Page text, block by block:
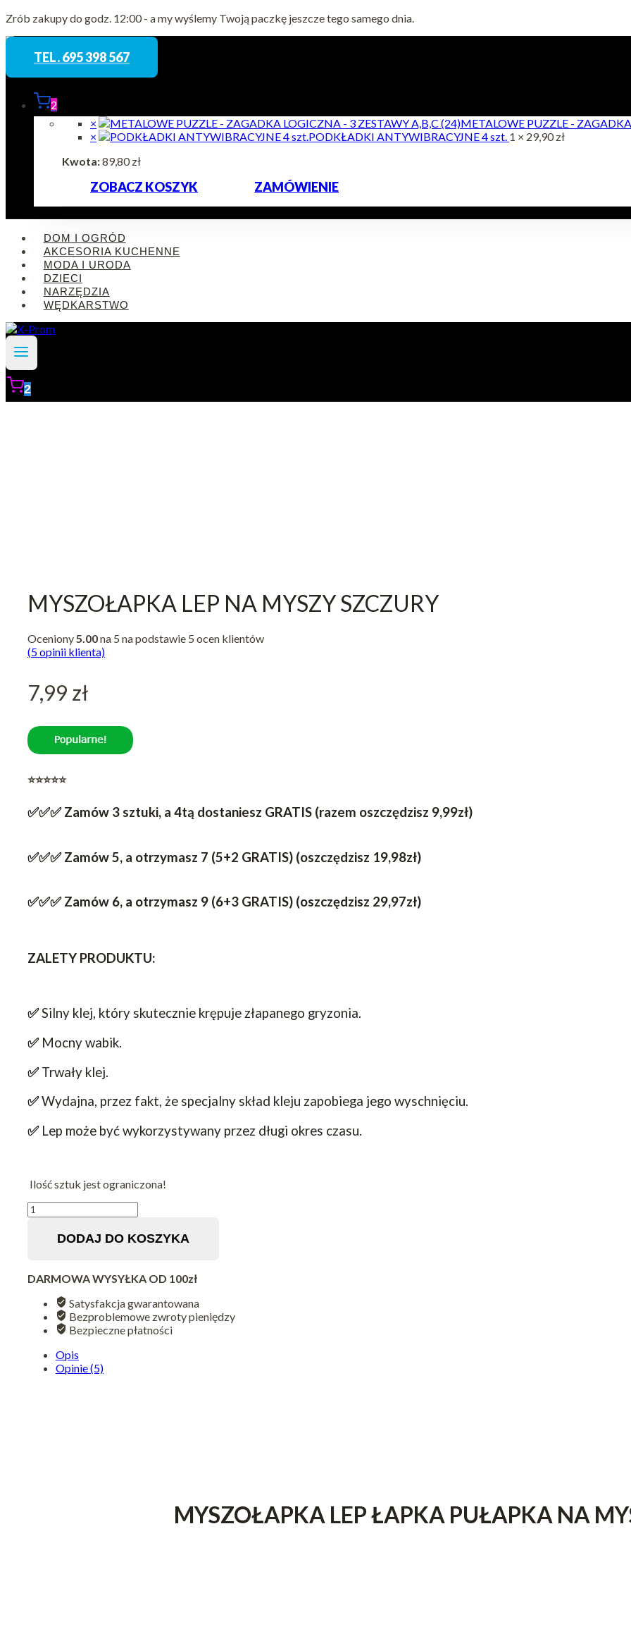
Przejdź
treści
Zrób zakupy do godz. 12:00 - a my wyślemy Twoją paczkę jeszcze tego samego dnia.
TEL. 695 398 567
2
×
METALOWE PUZZLE -
×
PODKŁADKI ANTYWIBRACYJNE 4 szt. 1 × 29,90zł
Kwota:89,80zł
ZOBACZ KOSZYK ZAMÓWIENIE
DOM I OGRÓD
AKCESORIA KUCHENNE
MODA I URODA
DZIECI
NARZĘDZIA
WĘDKARSTWO
2
MYSZOŁAPKA LEP NA MYSZY SZCZURY
Oceniony5.00na 5 na podstawie 5 ocen klientów
(5opinii klienta)
7,99 zł
⭐⭐⭐⭐⭐
✅✅✅ Zamów 3 sztuki, a 4tą dostaniesz GRATIS (razem oszczędzisz 9,99zł)
✅✅✅ Zamów 5, a otrzymasz 7 (5+2 GRATIS) (oszczędzisz 19,98zł)
✅✅✅ Zamów 6, a otrzymasz 9 (6+3 GRATIS) (oszczędzisz 29,97zł)
ZALETY PRODUKTU:
✅Silny klej, który skutecznie krępuje złapanego gryzonia.
✅ Mocny wabik.
✅Trwały klej.
✅Wydajna, przez fakt, że specjalny skład kleju zapobiega jego wyschnięciu.
✅ Lep może być wykorzystywany przez długi okres czasu.
Ilość sztuk jest ograniczona!
ilość
MYSZOŁAPKA
SZCZURY
DODAJ DO KOSZYKA
DARMOWA WYSYŁKA OD 100zł
Satysfakcja gwarantowana
Bezproblemowe zwroty pieniędzy
Bezpieczne płatności
Opis
Opinie (5)
MYSZOŁAPKA LEP ŁAPKA PUŁAPKA NA